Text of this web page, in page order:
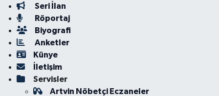
Seri İlan
Röportaj
Biyografi
Anketler
Künye
İletişim
Servisler
Artvin Nöbetçi Eczaneler